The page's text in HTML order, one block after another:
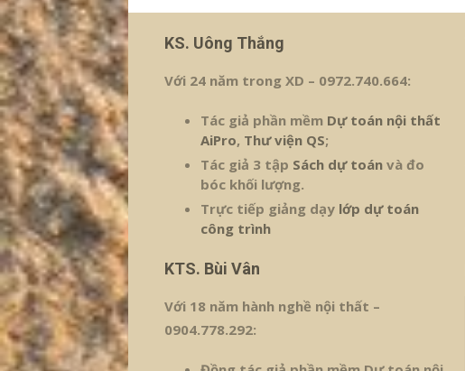
KS. Uông Thắng
Với 24 năm trong XD – 0972.740.664:
Tác giả phần mềm Dự toán nội thất
AiPro, Thư viện QS;
Tác giả 3 tập Sách dự toán và đo
bóc khối lượng.
Trực tiếp giảng dạy lớp dự toán
công trình
KTS. Bùi Vân
Với 18 năm hành nghề nội thất –
0904.778.292: